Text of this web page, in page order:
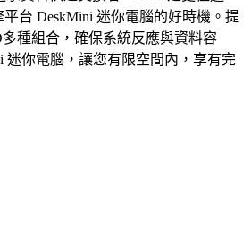
台 DeskMini 迷你電腦的好時機。提
多種組合，確保系統反應與資料容
迷你電腦，讓您有限空間內，享有完